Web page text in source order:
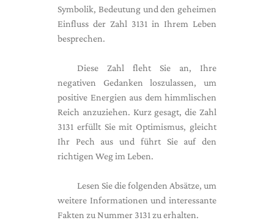
Symbolik, Bedeutung und den geheimen
Einfluss der Zahl 3131 in Ihrem Leben
besprechen.
Diese Zahl fleht Sie an, Ihre
negativen Gedanken loszulassen, um
positive Energien aus dem himmlischen
Reich anzuziehen. Kurz gesagt, die Zahl
3131 erfüllt Sie mit Optimismus, gleicht
Ihr Pech aus und führt Sie auf den
richtigen Weg im Leben.
Lesen Sie die folgenden Absätze, um
weitere Informationen und interessante
Fakten zu Nummer 3131 zu erhalten.